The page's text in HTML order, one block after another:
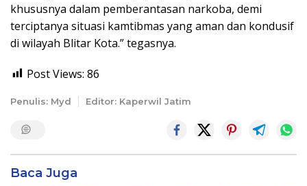
khususnya dalam pemberantasan narkoba, demi
terciptanya situasi kamtibmas yang aman dan kondusif
di wilayah Blitar Kota.” tegasnya.
Post Views: 86
Penulis: Myd Editor: Kaperwil Jatim
Baca Juga